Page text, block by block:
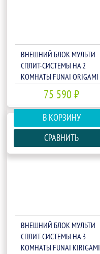
ВНЕШНИЙ БЛОК МУЛЬТИ
СПЛИТ-СИСТЕМЫ НА 2
КОМНАТЫ FUNAI ORIGAMI
KODO FREE MATCH RAM-I-
2OK55HP.01/U75 590 ₽
В КОРЗИНУ
СРАВНИТЬ
ВНЕШНИЙ БЛОК МУЛЬТИ
СПЛИТ-СИСТЕМЫ НА 3
КОМНАТЫ FUNAI KIRIGAMI